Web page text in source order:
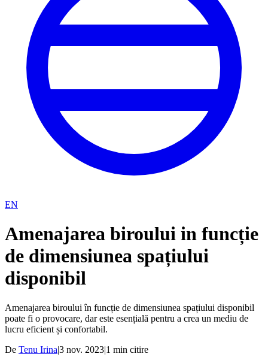
EN
Amenajarea biroului in funcție
de dimensiunea spațiului
disponibil
Amenajarea biroului în funcție de dimensiunea spațiului disponibil
poate fi o provocare, dar este esențială pentru a crea un mediu de
lucru eficient și confortabil.
De Tenu Irina|3 nov. 2023|1 min citire